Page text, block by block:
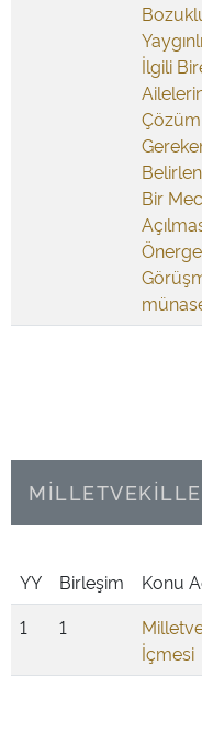
İlgili
Bir
YY Birleşim Konu
1
1
İçmesi